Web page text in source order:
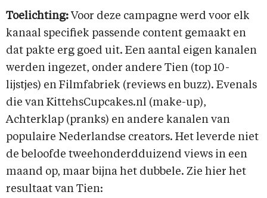
Toelichting: Voor deze campagne werd voor elk
kanaal specifiek passende content gemaakt en
dat pakte erg goed uit. Een aantal eigen kanalen
werden ingezet, onder andere Tien (top 10-
lijstjes) en Filmfabriek (reviews en buzz). Evenals
die van KittehsCupcakes.nl (make-up),
Achterklap (pranks) en andere kanalen van
populaire Nederlandse creators. Het leverde niet
de beloofde tweehonderdduizend views in een
maand op, maar bijna het dubbele. Zie hier het
resultaat van Tien: